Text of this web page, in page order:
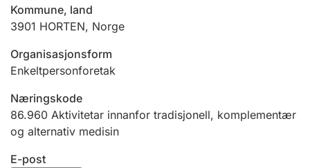
Ektepaktrettleiaren
Andre tema
Kommune, land
3901 HORTEN, Norge
Organisasjonsform
Enkeltpersonforetak
Næringskode
86.960 Aktivitetar innanfor tradisjonell, komplementær
og alternativ medisin
E-post